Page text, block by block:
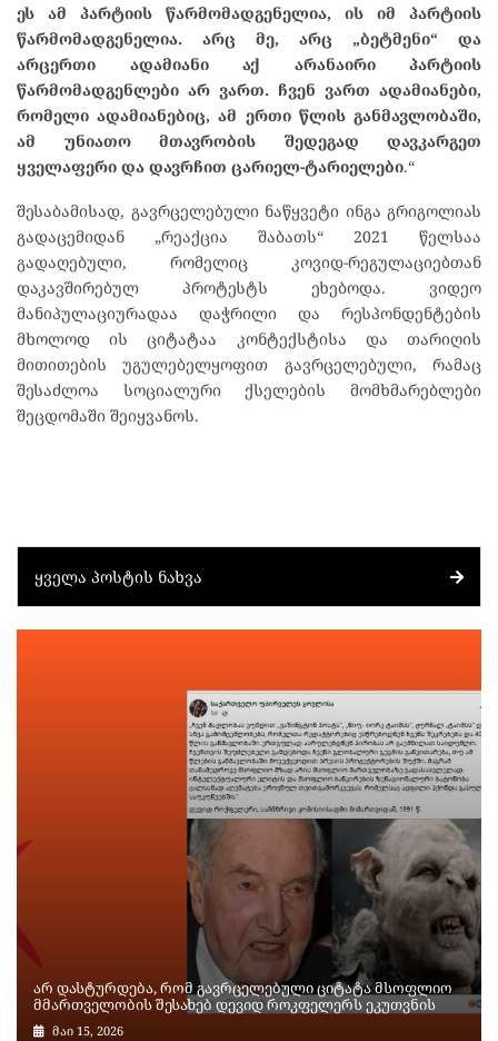
ეს ამ პარტიის წარმომადგენელია, ის იმ პარტიის
წარმომადგენელია. არც მე, არც „ბეტმენი“ და
არცერთი ადამიანი აქ არანაირი პარტიის
წარმომადგენლები არ ვართ. ჩვენ ვართ ადამიანები,
რომელი ადამიანებიც, ამ ერთი წლის განმავლობაში,
ამ უნიათო მთავრობის შედეგად დავკარგეთ
ყველაფერი და დავრჩით ცარიელ-ტარიელები.“
შესაბამისად, გავრცელებული ნაწყვეტი ინგა გრიგოლიას
გადაცემიდან „რეაქცია შაბათს“ 2021 წელსაა
გადაღებული, რომელიც კოვიდ-რეგულაციებთან
დაკავშირებულ პროტესტს ეხებოდა. ვიდეო
მანიპულაციურადაა დაჭრილი და რესპონდენტების
მხოლოდ ის ციტატაა კონტექსტისა და თარიღის
მითითების უგულებელყოფით გავრცელებული, რამაც
შესაძლოა სოციალური ქსელების მომხმარებლები
შეცდომაში შეიყვანოს.
ᲧᲕᲔᲚᲐ ᲞᲝᲡᲢᲘᲡ ᲜᲐᲮᲕᲐ
არ დასტურდება, რომ გავრცელებული ციტატა მსოფლიო
მმართველობის შესახებ დევიდ როკფელერს ეკუთვნის
მაი 15, 2026